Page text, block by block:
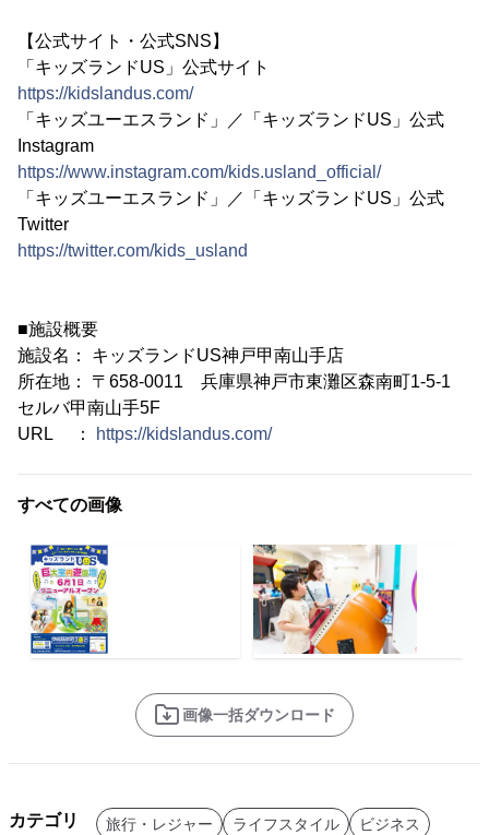
【公式サイト・公式SNS】
「キッズランドUS」公式サイト
https://kidslandus.com/
「キッズユーエスランド」／「キッズランドUS」公式
Instagram
https://www.instagram.com/kids.usland_official/
「キッズユーエスランド」／「キッズランドUS」公式
Twitter
https://twitter.com/kids_usland
■施設概要
施設名： キッズランドUS神戸甲南山手店
所在地： 〒658-0011 兵庫県神戸市東灘区森南町1-5-1
セルバ甲南山手5F
URL ：
https://kidslandus.com/
すべての画像
画像一括ダウンロード
カテゴリ 旅行・レジャー ライフスタイル ビジネス